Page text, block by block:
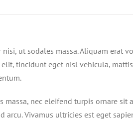
ut sodales massa. Aliquam erat
elit, tincidunt eget nisl vehicula,
nec eleifend turpis ornare sit
Vivamus ultricies est eget